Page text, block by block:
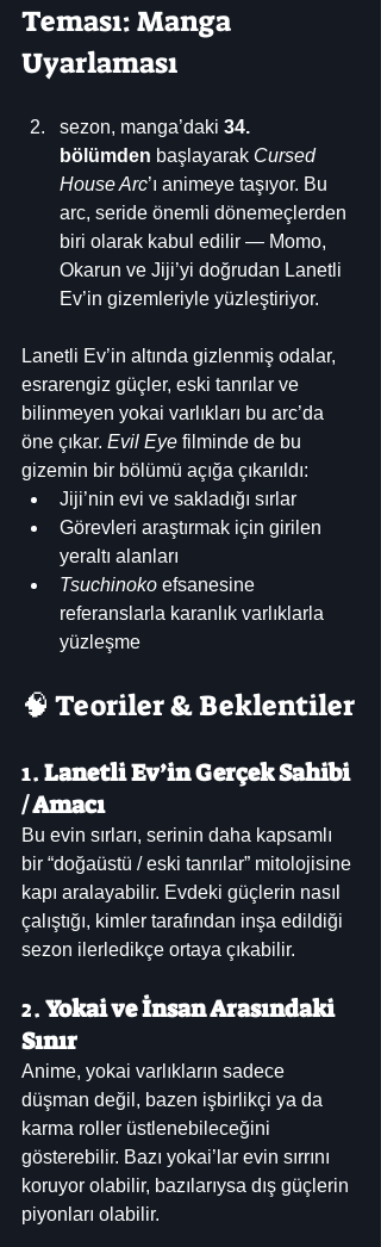
Teması: Manga
Uyarlaması
sezon, manga’daki 34.
bölümden başlayarak Cursed
House Arc’ı animeye taşıyor. Bu
arc, seride önemli dönemeçlerden
biri olarak kabul edilir — Momo,
Okarun ve Jiji’yi doğrudan Lanetli
Ev’in gizemleriyle yüzleştiriyor.
Lanetli Ev’in altında gizlenmiş odalar,
esrarengiz güçler, eski tanrılar ve
bilinmeyen yokai varlıkları bu arc’da
öne çıkar. Evil Eye filminde de bu
gizemin bir bölümü açığa çıkarıldı:
Jiji’nin evi ve sakladığı sırlar
Görevleri araştırmak için girilen
yeraltı alanları
Tsuchinoko efsanesine
referanslarla karanlık varlıklarla
yüzleşme
🧠 Teoriler & Beklentiler
1. Lanetli Ev’in Gerçek Sahibi
/ Amacı
Bu evin sırları, serinin daha kapsamlı
bir “doğaüstü / eski tanrılar” mitolojisine
kapı aralayabilir. Evdeki güçlerin nasıl
çalıştığı, kimler tarafından inşa edildiği
sezon ilerledikçe ortaya çıkabilir.
2. Yokai ve İnsan Arasındaki
Sınır
Anime, yokai varlıkların sadece
düşman değil, bazen işbirlikçi ya da
karma roller üstlenebileceğini
gösterebilir. Bazı yokai’lar evin sırrını
koruyor olabilir, bazılarıysa dış güçlerin
piyonları olabilir.